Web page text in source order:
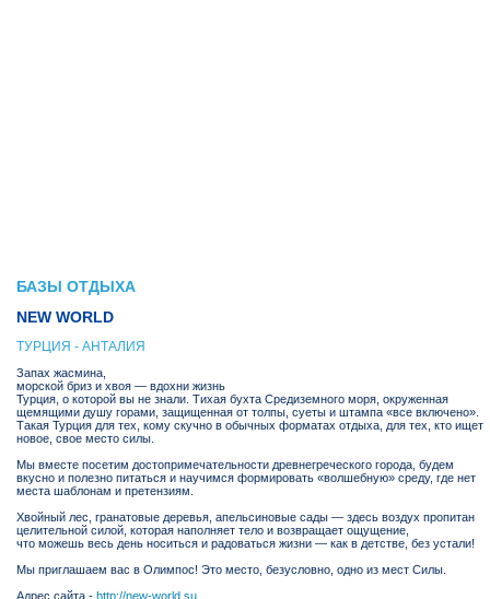
БАЗЫ ОТДЫХА
NEW WORLD
ТУРЦИЯ - АНТАЛИЯ
Запах жасмина,
морской бриз и хвоя — вдохни жизнь
Турция, о которой вы не знали. Тихая бухта Средиземного моря, окруженная
щемящими душу горами, защищенная от толпы, суеты и штампа «все включено».
Такая Турция для тех, кому скучно в обычных форматах отдыха, для тех, кто ищет
новое, свое место силы.
Мы вместе посетим достопримечательности древнегреческого города, будем
вкусно и полезно питаться и научимся формировать «волшебную» среду, где нет
места шаблонам и претензиям.
Хвойный лес, гранатовые деревья, апельсиновые сады — здесь воздух пропитан
целительной силой, которая наполняет тело и возвращает ощущение,
что можешь весь день носиться и радоваться жизни — как в детстве, без устали!
Мы приглашаем вас в Олимпос! Это место, безусловно, одно из мест Силы.
Адрес сайта - http://new-world.su